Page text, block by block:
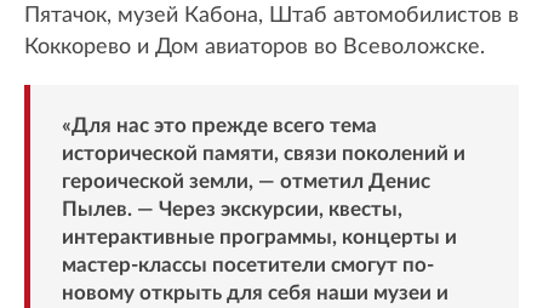
Пятачок, музей Кабона, Штаб автомобилистов в
Коккорево и Дом авиаторов во Всеволожске.
«Для нас это прежде всего тема
исторической памяти, связи поколений и
героической земли, — отметил Денис
Пылев. — Через экскурсии, квесты,
интерактивные программы, концерты и
мастер-классы посетители смогут по-
новому открыть для себя наши музеи и